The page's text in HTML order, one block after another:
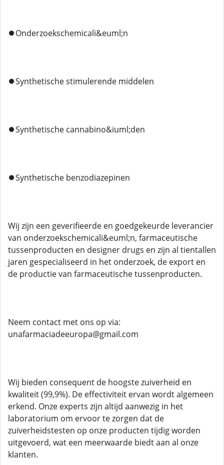
⏺️Onderzoekschemicali&euml;n
⏺️Synthetische stimulerende middelen
⏺️Synthetische cannabino&iuml;den
⏺️Synthetische benzodiazepinen
Wij zijn een geverifieerde en goedgekeurde leverancier
van onderzoekschemicali&euml;n, farmaceutische
tussenproducten en designer drugs en zijn al tientallen
jaren gespecialiseerd in het onderzoek, de export en
de productie van farmaceutische tussenproducten.
Neem contact met ons op via:
unafarmaciadeeuropa@gmail.com
Wij bieden consequent de hoogste zuiverheid en
kwaliteit (99,9%). De effectiviteit ervan wordt algemeen
erkend. Onze experts zijn altijd aanwezig in het
laboratorium om ervoor te zorgen dat de
zuiverheidstesten op onze producten tijdig worden
uitgevoerd, wat een meerwaarde biedt aan al onze
klanten.